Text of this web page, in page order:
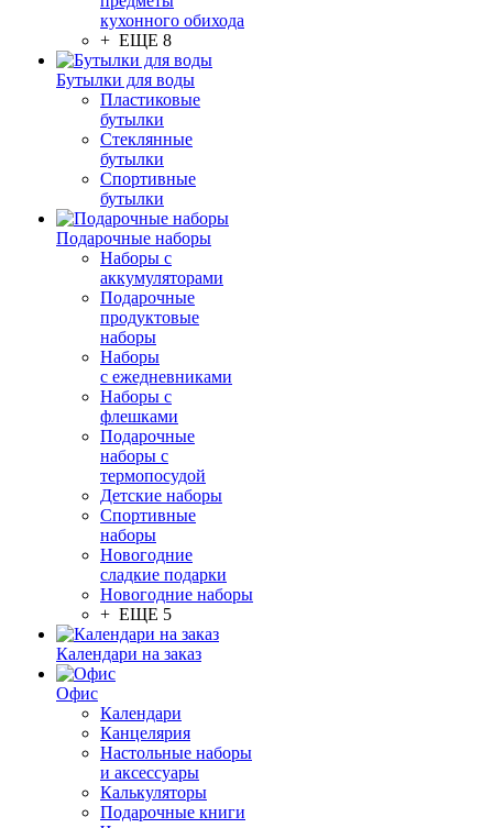
кухонного обихода
+ ЕЩЕ 8
Бутылки для воды
Пластиковые
бутылки
Стеклянные
бутылки
Спортивные
бутылки
Подарочные наборы
Наборы с
аккумуляторами
Подарочные
продуктовые
наборы
Наборы
с ежедневниками
Наборы с
флешками
Подарочные
наборы с
термопосудой
Детские наборы
Спортивные
наборы
Новогодние
сладкие подарки
Новогодние наборы
+ ЕЩЕ 5
Календари на заказ
Офис
Календари
Канцелярия
Настольные наборы
и аксессуары
Калькуляторы
Подарочные книги